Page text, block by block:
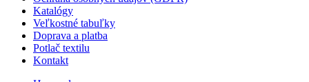
Katalógy
Veľkostné tabuľky
Doprava a platba
Potlač textilu
Kontakt